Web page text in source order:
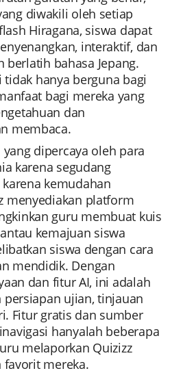
diwakili oleh setiap
Hiragana, siswa dapat
interaktif, dan
bahasa Jepang.
hanya berguna bagi
bagi mereka yang
dan
membaca.
dipercaya oleh para
karena segudang
kemudahan
menyediakan platform
guru membuat kuis
kemajuan siswa
siswa dengan cara
mendidik. Dengan
dan fitur AI, ini adalah
ujian, tinjauan
Fitur gratis dan sumber
hanyalah beberapa
melaporkan Quizizz
favorit mereka.